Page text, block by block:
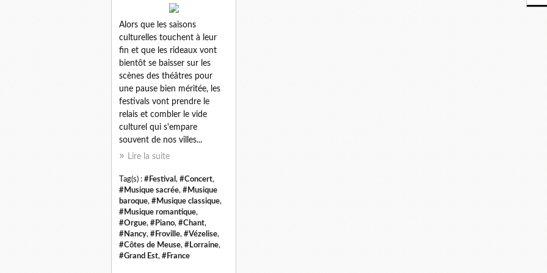
Alors que les saisons
culturelles touchent à leur
fin et que les rideaux vont
bientôt se baisser sur les
scènes des théâtres pour
une pause bien méritée, les
festivals vont prendre le
relais et combler le vide
culturel qui s'empare
souvent de nos villes...
Lire la suite
Tag(s) : #Festival , #Concert,
#Musique sacrée, #Musique
baroque, #Musique classique,
#Musique romantique,
#Orgue, #Piano, #Chant,
#Nancy, #Froville, #Vézelise,
#Côtes de Meuse, #Lorraine,
#Grand Est, #France